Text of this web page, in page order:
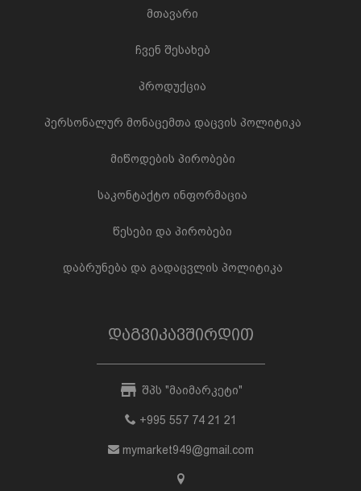
მთავარი
ჩვენ შესახებ
პროდუქცია
პერსონალურ მონაცემთა დაცვის პოლიტიკა
მიწოდების პირობები
საკონტაქტო ინფორმაცია
წესები და პირობები
დაბრუნება და გადაცვლის პოლიტიკა
დაგვიკავშირდით
შპს "მაიმარკეტი"
+995 557 74 21 21
mymarket949@gmail.com